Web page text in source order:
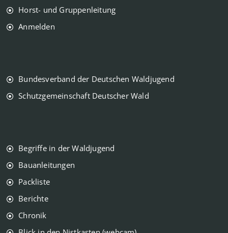
Horst- und Gruppenleitung
Anmelden
Bundesverband der Deutschen Waldjugend
Schutzgemeinschaft Deutscher Wald
Begriffe in der Waldjugend
Bauanleitungen
Packliste
Berichte
Chronik